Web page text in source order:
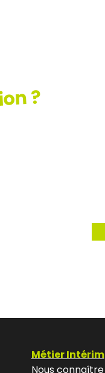
?
Métier Intérim
Nous connaître